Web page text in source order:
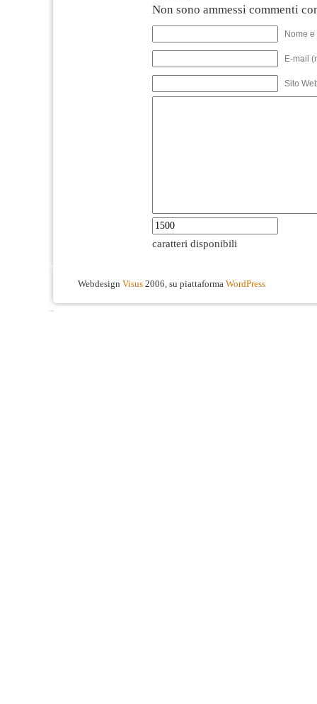
Non sono ammessi commenti
Nome
E-mail
Sito
caratteri disponibili
Webdesign Visus 2006, su piattaforma WordPress